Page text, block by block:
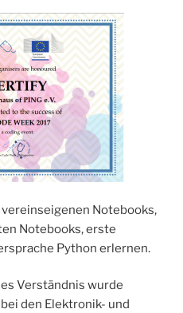
Notebooks,
Notebooks, erste
Python erlernen.
Verständnis wurde
den Elektronik- und